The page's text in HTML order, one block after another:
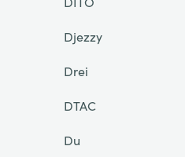
Djezzy
Drei
DTAC
Du